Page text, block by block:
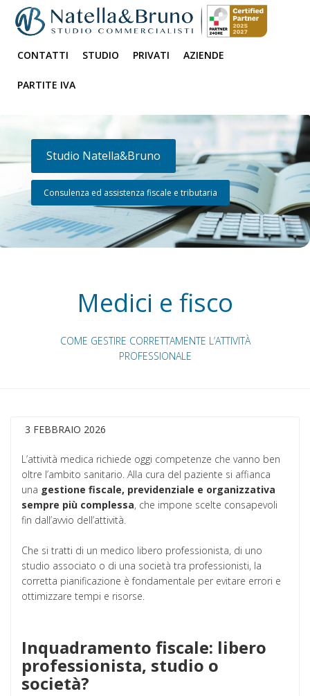
CONTATTI STUDIO PRIVATI AZIENDE
PARTITE IVA
Studio Natella&Bruno
Consulenza ed assistenza fiscale e tributaria
Medici e fisco
COME GESTIRE CORRETTAMENTE L’ATTIVITÀ
PROFESSIONALE
3 FEBBRAIO 2026
L’attività medica richiede oggi competenze che vanno ben
oltre l’ambito sanitario. Alla cura del paziente si affianca
una gestione fiscale, previdenziale e organizzativa
sempre più complessa, che impone scelte consapevoli
fin dall’avvio dell’attività.
Che si tratti di un medico libero professionista, di uno
studio associato o di una società tra professionisti, la
corretta pianificazione è fondamentale per evitare errori e
ottimizzare tempi e risorse.
Inquadramento fiscale: libero
professionista, studio o
società?